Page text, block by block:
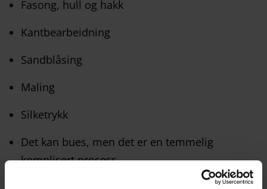
Fasong, hull og hakk
Kantbearbeidning
Sandblåsing
Maling
Silketrykk
Det kan bues, men det er en temmelig
komplisert prosess.